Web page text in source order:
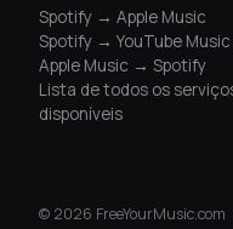
Spotify → Apple Music
Spotify → YouTube Music
Apple Music → Spotify
Lista de todos os
disponíveis
© 2026 FreeYourMusic.com